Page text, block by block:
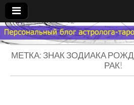
Гороскоп
Мой
МЕТКА: ЗНАК ЗОДИАКА
РАК!